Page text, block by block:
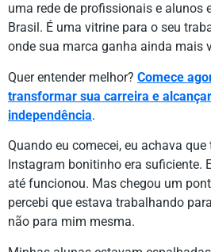
uma rede de profissionais e alunos
Brasil. É uma vitrine para o seu
onde sua marca ganha ainda mais
Quer entender melhor? Comece
transformar sua carreira e
independência.
Quando eu comecei, eu achava que
Instagram bonitinho era suficiente.
até funcionou. Mas chegou um
percebi que estava trabalhando
não para mim mesma.